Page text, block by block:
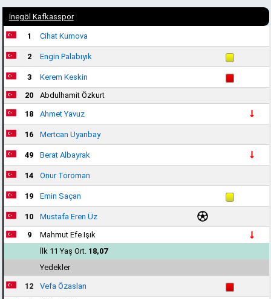
İnegöl Kafkasspor
1 Cihat Kumova
2 Engin Palabıyık
3
Kerem Keskin
20
Abdulhamit Özkurt
18 Ahmet Yavuz
16 Mertcan Uyanbay
49 Berat Albayrak
14 Onur Toroman
19 Emin Saçan
10
Mustafa Eren Üz
9
Mahmut Efe Işık
İlk 11 Yaş Ort. 18,07
Yedekler
12
Vefa Özaslan